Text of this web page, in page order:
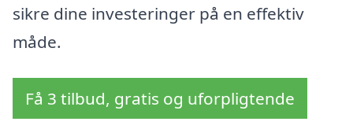
sikre dine investeringer på en effektiv
måde.
Få 3 tilbud, gratis og uforpligtende